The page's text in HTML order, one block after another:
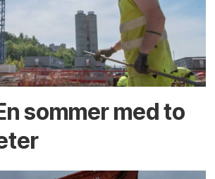
sommer med to